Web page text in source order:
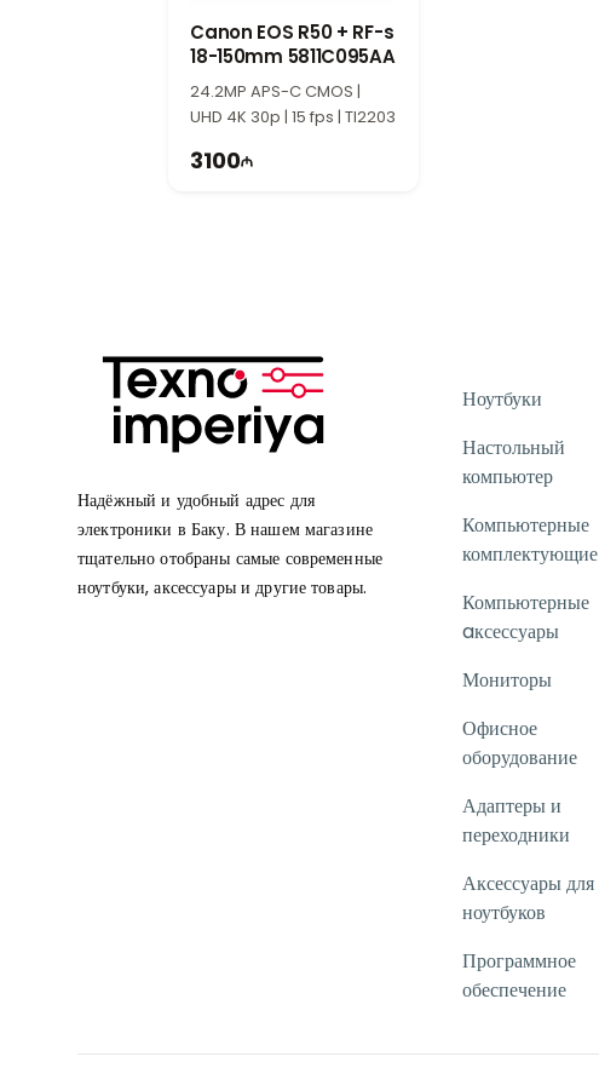
Canon EOS R50 + RF-s
18-150mm 5811C095AA
24.2MP APS-C CMOS |
UHD 4K 30p | 15 fps | TI2203
3100
Надёжный и удобный адрес для
электроники в Баку. В нашем магазине
тщательно отобраны самые современные
ноутбуки, аксессуары и другие товары.
Ноутбуки
Настольный
компьютер
Компьютерные
комплектующие
Компьютерные
aксессуары
Мониторы
Офисное
оборудование
Адаптеры и
переходники
Аксессуары для
ноутбуков
Программное
обеспечение